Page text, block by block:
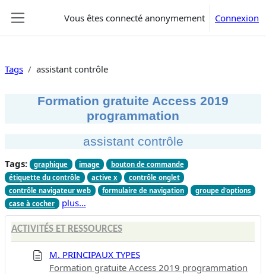
Vous êtes connecté anonymement Connexion
Tags assistant contrôle
Formation gratuite Access 2019
programmation
assistant contrôle
Tags: graphique image
bouton de commande
étiquette du contrôle
active x
contrôle onglet
contrôle navigateur web
formulaire de navigation
groupe d'options
case à cocher
plus…
ACTIVITÉS ET RESSOURCES
M. PRINCIPAUX TYPES
Formation gratuite Access 2019 programmation